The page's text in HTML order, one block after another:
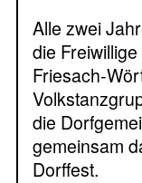
Alle zwei
die
Friesach-
die
gemeinsam
Dorffest.